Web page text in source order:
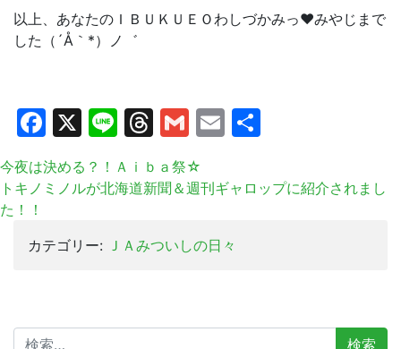
以上、あなたのＩＢＵＫＵＥＯわしづかみっ❤みやじまで
した（´Å｀*）ノ゛
Facebook
X LineThreads
Gmail
Email
今夜は決める？！Ａｉｂａ祭☆
トキノミノルが北海道新聞＆週刊ギャロップに紹介されまし
た！！
カテゴリー: ＪＡみついしの日々
検